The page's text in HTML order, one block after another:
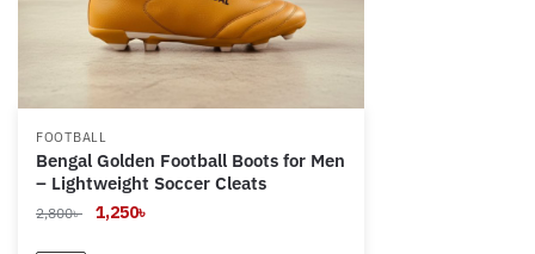
FOOTBALL
Bengal Golden Football Boots for Men
– Lightweight Soccer Cleats
2,800৳
Original
1,250৳